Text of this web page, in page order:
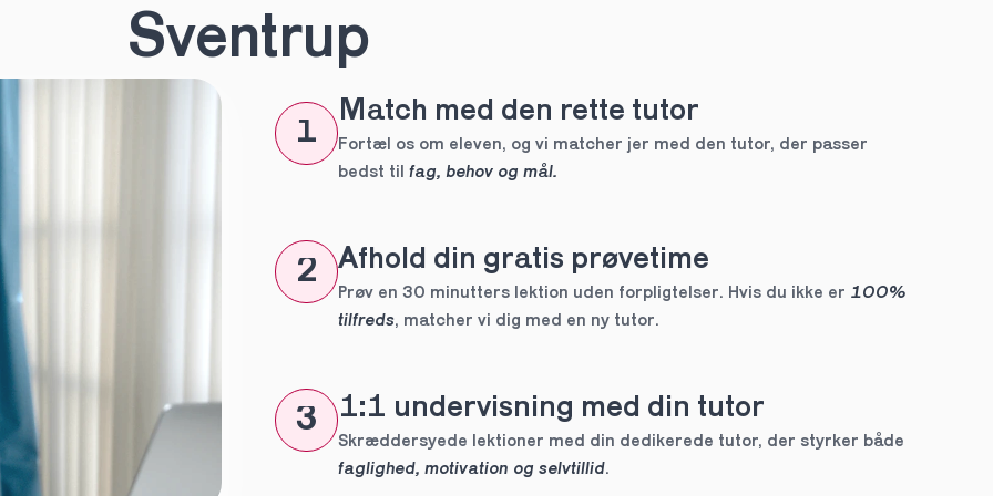
Sventrup
1
Match med den rette tutor
Fortæl os om eleven, og vi matcher jer med den tutor, der passer
bedst til fag, behov og mål.
2 Afhold din gratis prøvetime
Prøv en 30 minutters lektion uden forpligtelser. Hvis du ikke er 100%
tilfreds, matcher vi dig med en ny tutor.
3 1:1 undervisning med din tutor
faglighed, motivation og selvtillid.